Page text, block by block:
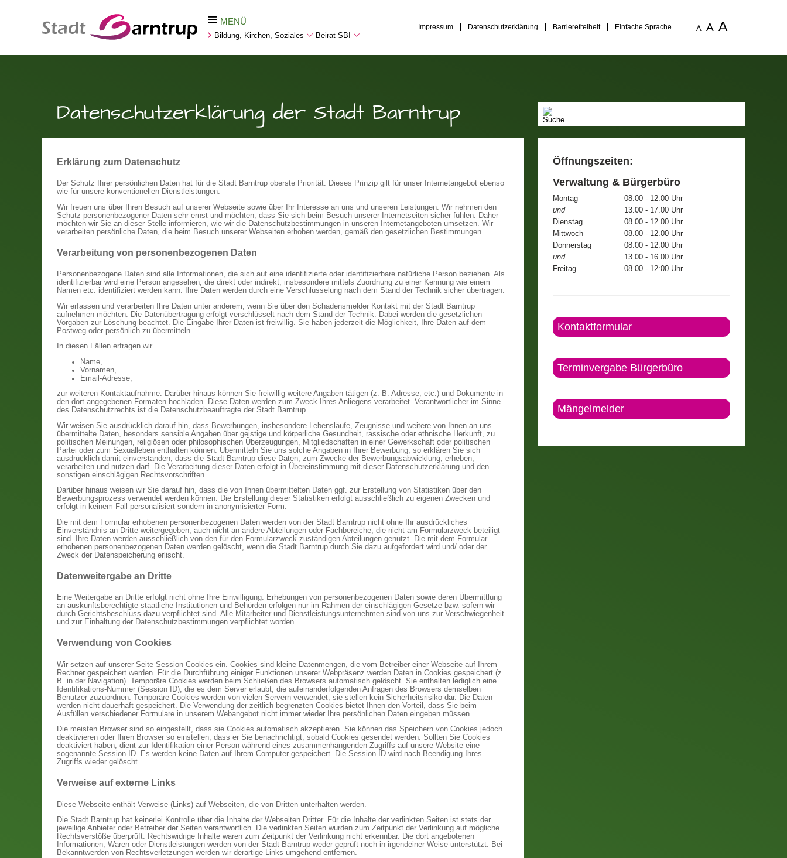
MENÜ
Bildung, Kirchen, Soziales Beirat SBI
Impressum Datenschutzerklärung Barrierefreiheit Einfache Sprache A A A
Datenschutzerklärung der Stadt Barntrup
Erklärung zum Datenschutz
Der Schutz Ihrer persönlichen Daten hat für die Stadt Barntrup oberste Priorität. Dieses Prinzip gilt für unser Internetangebot ebenso
wie für unsere konventionellen Dienstleistungen.
Wir freuen uns über Ihren Besuch auf unserer Webseite sowie über Ihr Interesse an uns und unseren Leistungen. Wir nehmen den
Schutz personenbezogener Daten sehr ernst und möchten, dass Sie sich beim Besuch unserer Internetseiten sicher fühlen. Daher
möchten wir Sie an dieser Stelle informieren, wie wir die Datenschutzbestimmungen in unseren Internetangeboten umsetzen. Wir
verarbeiten persönliche Daten, die beim Besuch unserer Webseiten erhoben werden, gemäß den gesetzlichen Bestimmungen.
Verarbeitung von personenbezogenen Daten
Personenbezogene Daten sind alle Informationen, die sich auf eine identifizierte oder identifizierbare natürliche Person beziehen. Als
identifizierbar wird eine Person angesehen, die direkt oder indirekt, insbesondere mittels Zuordnung zu einer Kennung wie einem
Namen etc. identifiziert werden kann. Ihre Daten werden durch eine Verschlüsselung nach dem Stand der Technik sicher übertragen.
Wir erfassen und verarbeiten Ihre Daten unter anderem, wenn Sie über den Schadensmelder Kontakt mit der Stadt Barntrup
aufnehmen möchten. Die Datenübertragung erfolgt verschlüsselt nach dem Stand der Technik. Dabei werden die gesetzlichen
Vorgaben zur Löschung beachtet. Die Eingabe Ihrer Daten ist freiwillig. Sie haben jederzeit die Möglichkeit, Ihre Daten auf dem
Postweg oder persönlich zu übermitteln.
In diesen Fällen erfragen wir
Name,
Vornamen,
Email-Adresse,
zur weiteren Kontaktaufnahme. Darüber hinaus können Sie freiwillig weitere Angaben tätigen (z. B. Adresse, etc.) und Dokumente in
den dort angegebenen Formaten hochladen. Diese Daten werden zum Zweck Ihres Anliegens verarbeitet. Verantwortlicher im Sinne
des Datenschutzrechts ist die Datenschutzbeauftragte der Stadt Barntrup.
Wir weisen Sie ausdrücklich darauf hin, dass Bewerbungen, insbesondere Lebensläufe, Zeugnisse und weitere von Ihnen an uns
übermittelte Daten, besonders sensible Angaben über geistige und körperliche Gesundheit, rassische oder ethnische Herkunft, zu
politischen Meinungen, religiösen oder philosophischen Überzeugungen, Mitgliedschaften in einer Gewerkschaft oder politischen
Partei oder zum Sexualleben enthalten können. Übermitteln Sie uns solche Angaben in Ihrer Bewerbung, so erklären Sie sich
ausdrücklich damit einverstanden, dass die Stadt Barntrup diese Daten, zum Zwecke der Bewerbungsabwicklung, erheben,
verarbeiten und nutzen darf. Die Verarbeitung dieser Daten erfolgt in Übereinstimmung mit dieser Datenschutzerklärung und den
sonstigen einschlägigen Rechtsvorschriften.
Darüber hinaus weisen wir Sie darauf hin, dass die von Ihnen übermittelten Daten ggf. zur Erstellung von Statistiken über den
Bewerbungsprozess verwendet werden können. Die Erstellung dieser Statistiken erfolgt ausschließlich zu eigenen Zwecken und
erfolgt in keinem Fall personalisiert sondern in anonymisierter Form.
Die mit dem Formular erhobenen personenbezogenen Daten werden von der Stadt Barntrup nicht ohne Ihr ausdrückliches
Einverständnis an Dritte weitergegeben, auch nicht an andere Abteilungen oder Fachbereiche, die nicht am Formularzweck beteiligt
sind. Ihre Daten werden ausschließlich von den für den Formularzweck zuständigen Abteilungen genutzt. Die mit dem Formular
erhobenen personenbezogenen Daten werden gelöscht, wenn die Stadt Barntrup durch Sie dazu aufgefordert wird und/ oder der
Zweck der Datenspeicherung erlischt.
Datenweitergabe an Dritte
Eine Weitergabe an Dritte erfolgt nicht ohne Ihre Einwilligung. Erhebungen von personenbezogenen Daten sowie deren Übermittlung
an auskunftsberechtigte staatliche Institutionen und Behörden erfolgen nur im Rahmen der einschlägigen Gesetze bzw. sofern wir
durch Gerichtsbeschluss dazu verpflichtet sind. Alle Mitarbeiter und Dienstleistungsunternehmen sind von uns zur Verschwiegenheit
und zur Einhaltung der Datenschutzbestimmungen verpflichtet worden.
Verwendung von Cookies
Wir setzen auf unserer Seite Session-Cookies ein. Cookies sind kleine Datenmengen, die vom Betreiber einer Webseite auf Ihrem
Rechner gespeichert werden. Für die Durchführung einiger Funktionen unserer Webpräsenz werden Daten in Cookies gespeichert (z.
B. in der Navigation). Temporäre Cookies werden beim Schließen des Browsers automatisch gelöscht. Sie enthalten lediglich eine
Identifikations-Nummer (Session ID), die es dem Server erlaubt, die aufeinanderfolgenden Anfragen des Browsers demselben
Benutzer zuzuordnen. Temporäre Cookies werden von vielen Servern verwendet, sie stellen kein Sicherheitsrisiko dar. Die Daten
werden nicht dauerhaft gespeichert. Die Verwendung der zeitlich begrenzten Cookies bietet Ihnen den Vorteil, dass Sie beim
Ausfüllen verschiedener Formulare in unserem Webangebot nicht immer wieder Ihre persönlichen Daten eingeben müssen.
Die meisten Browser sind so eingestellt, dass sie Cookies automatisch akzeptieren. Sie können das Speichern von Cookies jedoch
deaktivieren oder Ihren Browser so einstellen, dass er Sie benachrichtigt, sobald Cookies gesendet werden. Sollten Sie Cookies
deaktiviert haben, dient zur Identifikation einer Person während eines zusammenhängenden Zugriffs auf unsere Website eine
sogenannte Session-ID. Es werden keine Daten auf Ihrem Computer gespeichert. Die Session-ID wird nach Beendigung Ihres
Zugriffs wieder gelöscht.
Verweise auf externe Links
Diese Webseite enthält Verweise (Links) auf Webseiten, die von Dritten unterhalten werden.
Die Stadt Barntrup hat keinerlei Kontrolle über die Inhalte der Webseiten Dritter. Für die Inhalte der verlinkten Seiten ist stets der
jeweilige Anbieter oder Betreiber der Seiten verantwortlich. Die verlinkten Seiten wurden zum Zeitpunkt der Verlinkung auf mögliche
Rechtsverstöße überprüft. Rechtswidrige Inhalte waren zum Zeitpunkt der Verlinkung nicht erkennbar. Die dort angebotenen
Informationen, Waren oder Dienstleistungen werden von der Stadt Barntrup weder geprüft noch in irgendeiner Weise unterstützt. Bei
Bekanntwerden von Rechtsverletzungen werden wir derartige Links umgehend entfernen.
Öffnungszeiten:
Verwaltung & Bürgerbüro
Montag
08.00 - 12.00 Uhr
und
13.00 - 17.00 Uhr
Dienstag
08.00 - 12.00 Uhr
Mittwoch
08.00 - 12.00 Uhr
Donnerstag
08.00 - 12.00 Uhr
und
13.00 - 16.00 Uhr
Freitag
08.00 - 12:00 Uhr
Kontaktformular
Terminvergabe Bürgerbüro
Mängelmelder